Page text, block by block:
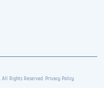
All Rights Reserved. Privacy Policy